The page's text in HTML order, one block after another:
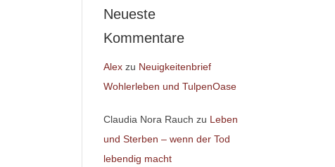
Neueste
Kommentare
Alex zu Neuigkeitenbrief
Wohlerleben und TulpenOase
Claudia Nora Rauch zu Leben
und Sterben – wenn der Tod
lebendig macht